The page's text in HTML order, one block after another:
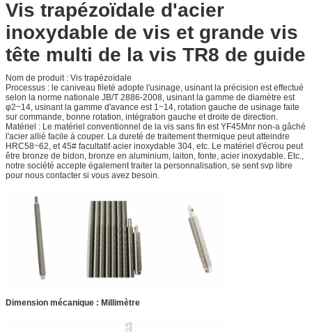
Vis trapézoïdale d'acier
inoxydable de vis et grande vis
tête multi de la vis TR8 de guide
Nom de produit : Vis trapézoïdale
Processus : le caniveau fileté adopte l'usinage, usinant la précision est effectué
selon la norme nationale JB/T 2886-2008, usinant la gamme de diamètre est
φ2~14, usinant la gamme d'avance est 1~14, rotation gauche de usinage faite
sur commande, bonne rotation, intégration gauche et droite de direction.
Matériel : Le matériel conventionnel de la vis sans fin est YF45Mnr non-a gâché
l'acier allié facile à couper. La dureté de traitement thermique peut atteindre
HRC58~62, et 45# facultatif·acier inoxydable 304, etc. Le matériel d'écrou peut
être bronze de bidon, bronze en aluminium, laiton, fonte, acier inoxydable. Etc.,
notre société accepte également traiter la personnalisation, se sent svp libre
pour nous contacter si vous avez besoin.
Dimension mécanique : Millimètre